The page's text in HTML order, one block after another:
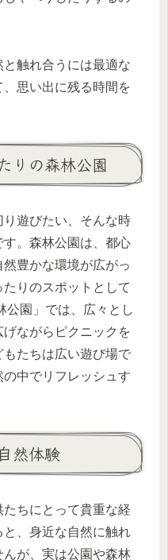
触れ合うには最適な
思い出に残る時間を
りの森林公園
遊びたい、そんな時
。森林公園は、都心
豊かな環境が広がっ
りのスポットとして
公園」では、広々とし
ながらピクニックを
たちは広い遊び場で
中でリフレッシュす
然体験
ちにとって貴重な経
、身近な自然に触れ
が、実は公園や森林